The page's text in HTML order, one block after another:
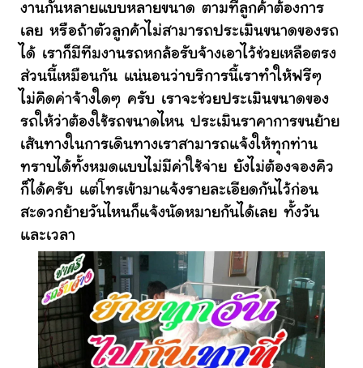
งานกันหลายแบบหลายขนาด ตามที่ลูกค้าต้องการ
เลย หรือถ้าตัวลูกค้าไม่สามารถประเมินขนาดของรถ
ได้ เราก็มีทีมงานรถหกล้อรับจ้างเอาไว้ช่วยเหลือตรง
ส่วนนี้เหมือนกัน แน่นอนว่าบริการนี้เราทำให้ฟรีๆ
ไม่คิดค่าจ้างใดๆ ครับ เราจะช่วยประเมินขนาดของ
รถให้ว่าต้องใช้รถขนาดไหน ประเมินราคาการขนย้าย
เส้นทางในการเดินทางเราสามารถแจ้งให้ทุกท่าน
ทราบได้ทั้งหมดแบบไม่มีค่าใช้จ่าย ยังไม่ต้องจองคิว
ก็ได้ครับ แต่โทรเข้ามาแจ้งรายละเอียดกันไว้ก่อน
สะดวกย้ายวันไหนก็แจ้งนัดหมายกันได้เลย ทั้งวัน
และเวลา